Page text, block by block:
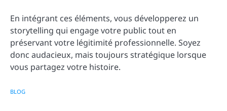
En intégrant ces éléments, vous développerez un
storytelling qui engage votre public tout en
préservant votre légitimité professionnelle. Soyez
donc audacieux, mais toujours stratégique lorsque
vous partagez votre histoire.
BLOG